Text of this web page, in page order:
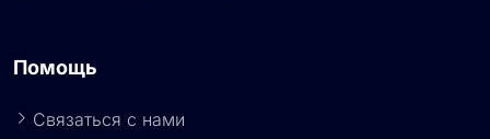
Помощь
Связаться с нами